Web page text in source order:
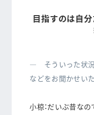
目指すのは自
― そういった状況
などをお聞かせい
小椋：だいぶ昔な